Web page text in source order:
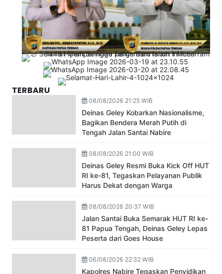
TERBARU
08/08/2026 21:25 WIB
Deinas Geley Kobarkan Nasionalisme,
Bagikan Bendera Merah Putih di
Tengah Jalan Santai Nabire
08/08/2026 21:00 WIB
Deinas Geley Resmi Buka Kick Off HUT
RI ke-81, Tegaskan Pelayanan Publik
Harus Dekat dengan Warga
08/08/2026 20:37 WIB
Jalan Santai Buka Semarak HUT RI ke-
81 Papua Tengah, Deinas Geley Lepas
Peserta dari Goes House
06/08/2026 22:32 WIB
Kapolres Nabire Tegaskan Penyidikan